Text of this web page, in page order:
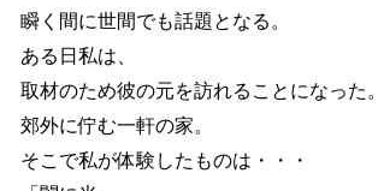
瞬く間に世間でも話題となる。
ある日私は、
取材のため彼の元を訪れることになった。
郊外に佇む一軒の家。
そこで私が体験したものは・・・